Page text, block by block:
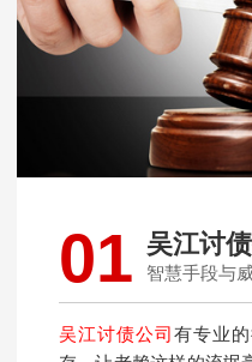
01 吴江讨
智慧手段与
吴江讨债公司有专业